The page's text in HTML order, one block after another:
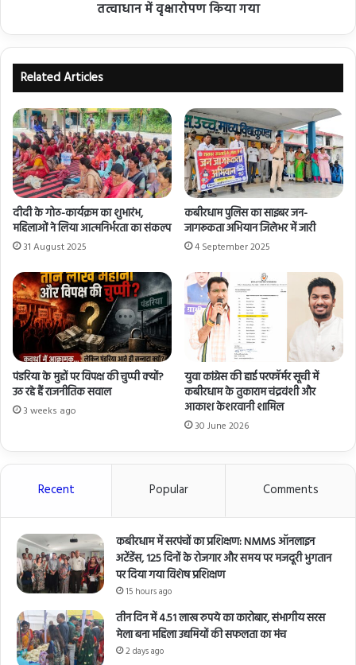
तत्वाधान में वृक्षारोपण किया गया
Related Articles
दीदी के गोठ-कार्यक्रम का शुभारंभ,
महिलाओं ने लिया आत्मनिर्भरता का संकल्प
31 August 2025
कबीरधाम पुलिस का साइबर जन-
जागरूकता अभियान जिलेभर में जारी
4 September 2025
पंडरिया के मुद्दों पर विपक्ष की चुप्पी क्यों?
उठ रहे हैं राजनीतिक सवाल
3 weeks ago
युवा कांग्रेस की हाई परफॉर्मर सूची में
कबीरधाम के तुकाराम चंद्रवंशी और
आकाश केशरवानी शामिल
30 June 2026
Recent Popular Comments
कबीरधाम में सरपंचों का प्रशिक्षण: NMMS ऑनलाइन
अटेंडेंस, 125 दिनों के रोजगार और समय पर मजदूरी भुगतान
पर दिया गया विशेष प्रशिक्षण
15 hours ago
तीन दिन में 4.51 लाख रुपये का कारोबार, संभागीय सरस
मेला बना महिला उद्यमियों की सफलता का मंच
2 days ago